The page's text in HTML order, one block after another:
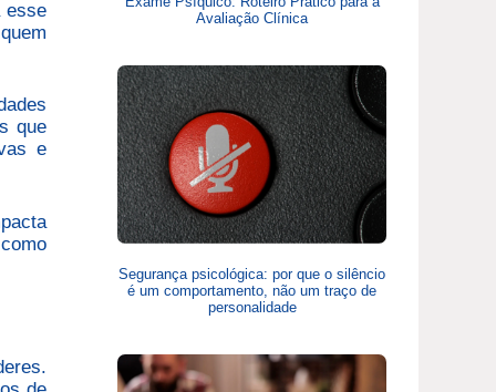
esse
que
e
Avaliação Clínica
Segurança psicológica: por que o silêncio
é um comportamento, não um traço de
personalidade